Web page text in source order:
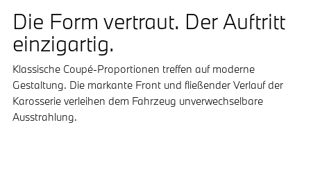
Die Form vertraut. Der Auftritt
einzigartig.
Klassische Coupé-Proportionen treffen auf moderne
Gestaltung. Die markante Front und fließender Verlauf der
Karosserie verleihen dem Fahrzeug unverwechselbare
Ausstrahlung.